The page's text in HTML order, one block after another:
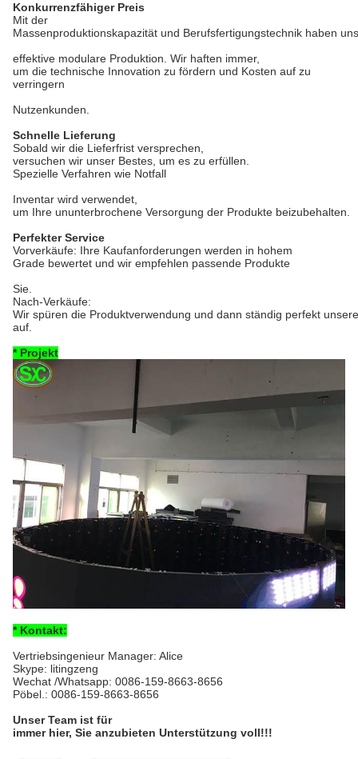
Konkurrenzfähiger Preis
Mit der
Massenproduktionskapazität und Berufsfertigungstechnik haben
effektive modulare Produktion. Wir haften immer,
um die technische Innovation zu fördern und Kosten auf zu
verringern
Nutzenkunden.
Schnelle Lieferung
Sobald wir die Lieferfrist versprechen,
versuchen wir unser Bestes, um es zu erfüllen.
Spezielle Verfahren wie Notfall
Inventar wird verwendet,
um Ihre ununterbrochene Versorgung der Produkte beizubehalten.
Perfekter Service
Vorverkäufe: Ihre Kaufanforderungen werden in hohem
Grade bewertet und wir empfehlen passende Produkte
Sie.
Nach-Verkäufe:
Wir spüren die Produktverwendung und dann ständig perfekt
auf.
* Projekt
* Kontakt:
Vertriebsingenieur Manager: Alice
Skype: litingzeng
Wechat /Whatsapp: 0086-159-8663-8656
Pöbel.: 0086-159-8663-8656
Unser Team ist für
immer hier, Sie anzubieten Unterstützung voll!!!